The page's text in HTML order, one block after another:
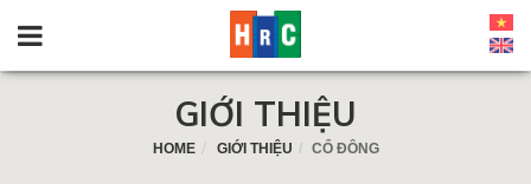
GIỚI THIỆU
HOME GIỚI THIỆU CỔ ĐÔNG